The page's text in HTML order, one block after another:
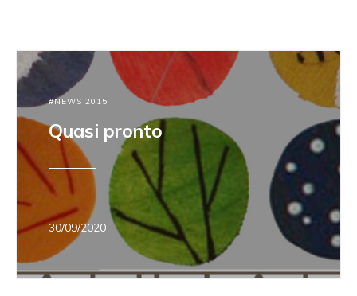
NEWS 2015
Quasi pronto
30/09/2020